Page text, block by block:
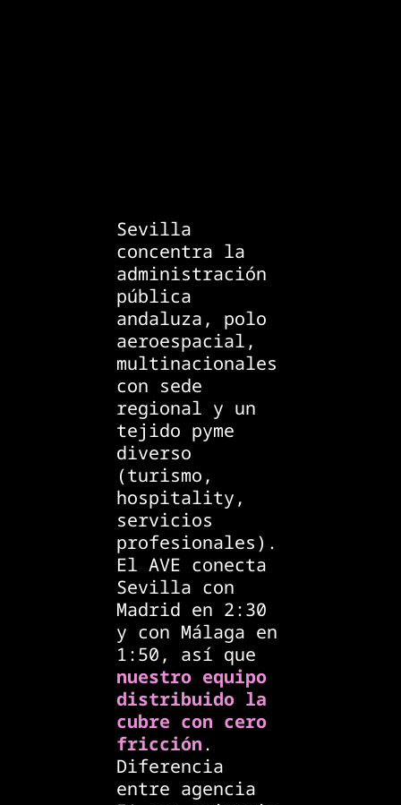
Sevilla
concentra la
administración
pública
andaluza, polo
aeroespacial,
multinacionales
con sede
regional y un
tejido pyme
diverso
(turismo,
hospitality,
servicios
profesionales).
El AVE conecta
Sevilla con
Madrid en 2:30
y con Málaga en
1:50, así que
nuestro equipo
distribuido la
cubre con cero
fricción.
Diferencia
entre agencia